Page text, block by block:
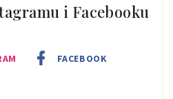
i Facebooku
FACEBOOK